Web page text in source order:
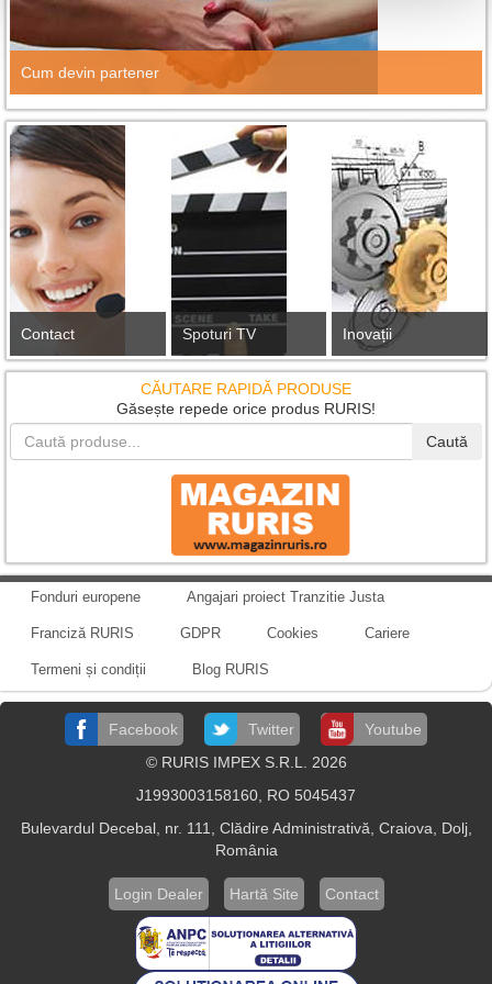
Cum devin partener
Contact Spoturi TV Inovații
CĂUTARE RAPIDĂ PRODUSE
Găsește repede orice produs RURIS!
Caută
Fonduri europene Angajari proiect Tranzitie Justa
Franciză RURIS GDPR Cookies Cariere
Termeni și condiții Blog RURIS
Facebook Twitter
Youtube
© RURIS IMPEX S.R.L. 2026
J1993003158160, RO 5045437
Bulevardul Decebal, nr. 111, Clădire Administrativă, Craiova, Dolj,
România
Login Dealer Hartă Site Contact